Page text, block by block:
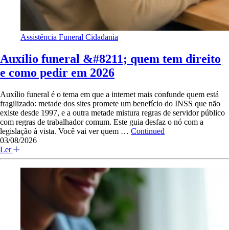
Assistência Funeral Cidadania
Auxílio funeral &#8211; quem tem direito
e como pedir em 2026
Auxílio funeral é o tema em que a internet mais confunde quem está
fragilizado: metade dos sites promete um benefício do INSS que não
existe desde 1997, e a outra metade mistura regras de servidor público
com regras de trabalhador comum. Este guia desfaz o nó com a
legislação à vista. Você vai ver quem … Continued
03/08/2026
Ler